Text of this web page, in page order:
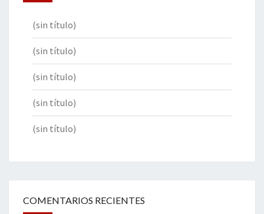
(sin título)
(sin título)
(sin título)
(sin título)
(sin título)
COMENTARIOS RECIENTES